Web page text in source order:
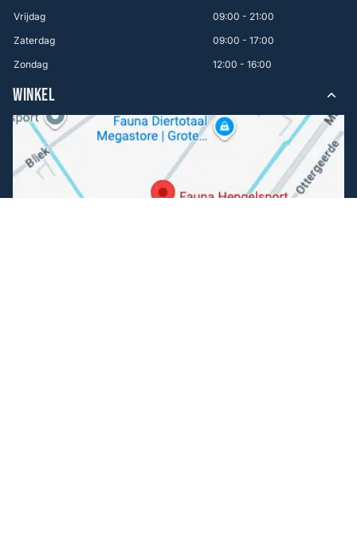
Vrijdag
09:00 - 21:00
Zaterdag
09:00 - 17:00
Zondag
12:00 - 16:00
WINKEL